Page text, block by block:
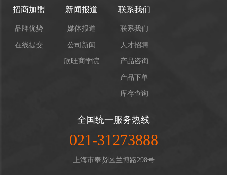
招商加盟
品牌优势
在线提交
新闻报道
媒体报道
公司新闻
欣旺商学院
联系我们
联系我们
人才招聘
产品咨询
产品下单
库存查询
全国统一服务热线
021-31273888
上海市奉贤区兰博路298号